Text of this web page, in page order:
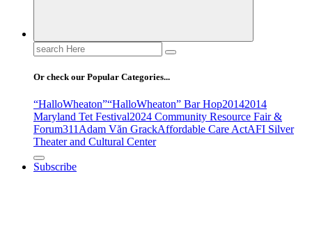
Search
for:
Or check our Popular Categories...
“HalloWheaton”“HalloWheaton” Bar Hop20142014
Maryland Tet Festival2024 Community Resource Fair &
Forum311Adam Văn GrackAffordable Care ActAFI Silver
Theater and Cultural Center
Subscribe